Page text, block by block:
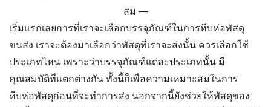
สม
เริ่มแรกเลยการที่เราจะเลือกบรรจุภัณฑ์ในการหีบห่อพัสดุ
ขนส่ง เราจะต้องมาเลือกว่าพัสดุที่เราจะส่งนั้น ควรเลือกใช้
ประเภทไหน เพราะว่าบรรจุภัณฑ์แต่ละประเภทนั้น มี
คุณสมบัติที่แตกต่างกัน ทั้งนี้ก็เพื่อความเหมาะสมในการ
หีบห่อพัสดุก่อนที่จะทำการส่ง นอกจากนี้ยังช่วยให้พัสดุของ